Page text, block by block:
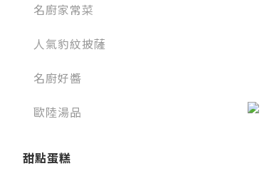
名廚家常菜
人氣豹紋披薩
名廚好醬
歐陸湯品
甜點蛋糕